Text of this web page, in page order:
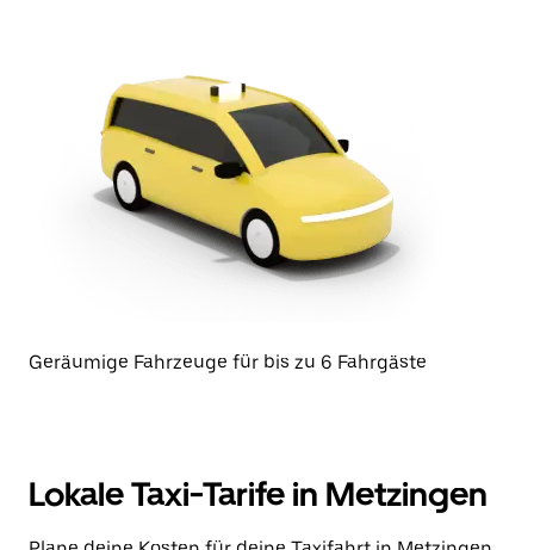
Geräumige Fahrzeuge für bis zu 6 Fahrgäste
Lokale Taxi-Tarife in Metzingen